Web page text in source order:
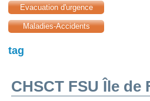
Evacuation d'urgence
Maladies-Accidents
tag
CHSCT FSU Île